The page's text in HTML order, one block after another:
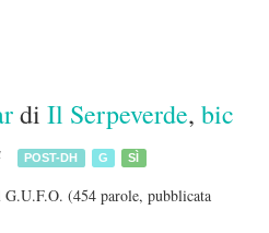
di Il Serpeverde, bic
POST-DH G SÌ
G.U.F.O. (454 parole, pubblicata